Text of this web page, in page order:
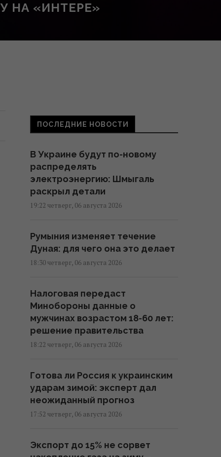
НА «ИНТЕРЕ»
ПОСЛЕДНИЕ НОВОСТИ
В Украине будут по-новому
распределять
электроэнергию: Шмыгаль
раскрыл детали
19:22 четверг, 06 августа 2026
Румыния изменяет течение
Дуная: для чего она это делает
18:30 четверг, 06 августа 2026
Налоговая передаст
Минобороны данные о
мужчинах возрастом 18-60 лет:
решение правительства
18:22 четверг, 06 августа 2026
Готова ли Россия к украинским
ударам зимой: эксперт дал
неожиданный прогноз
17:52 четверг, 06 августа 2026
Экспорт до 15% не сорвет